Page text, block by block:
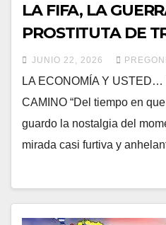
LA FIFA, LA
PROSTITUTA DE
JUNIO 22, 2026
LA ECONOMÍA Y
CAMINO “Del tiempo en
guardo la nostalgia del
mirada casi furtiva y